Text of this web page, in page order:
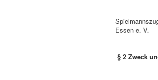
Essen e. V.
§ 2 Zweck